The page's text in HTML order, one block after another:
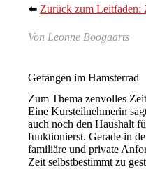
⬅️ Zurück zum Leitfaden:
Von Leonne Boogaarts
Gefangen im Hamsterrad
Zum Thema zenvolles
Eine Kursteilnehmerin
auch noch den Haushalt
funktionierst. Gerade in
familiäre und private
Zeit selbstbestimmt zu